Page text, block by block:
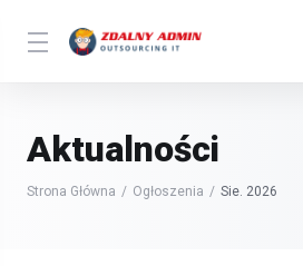
Aktualności
Strona Główna Ogłoszenia Sie. 2026